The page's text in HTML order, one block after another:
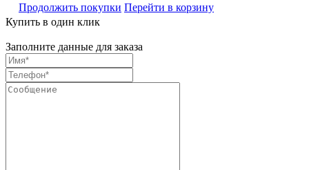
Продолжить покупки Перейти в корзину
Купить в один клик
Заполните данные для заказа